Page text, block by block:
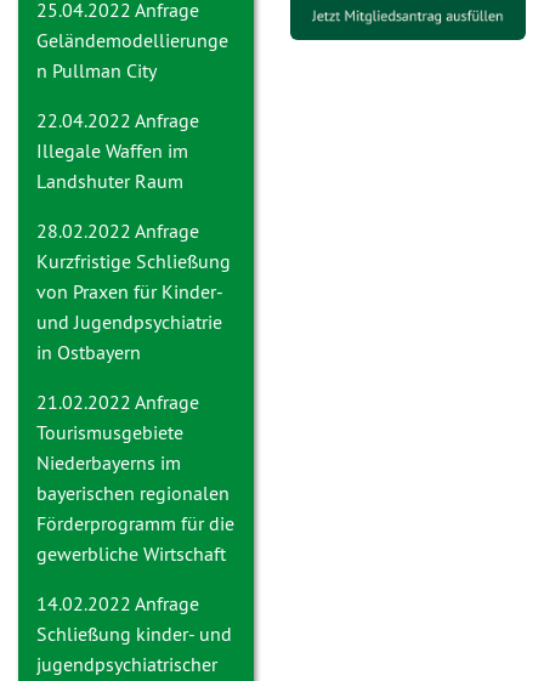
25.04.2022 Anfrage
Geländemodellierunge
n Pullman City
22.04.2022 Anfrage
Illegale Waffen im
Landshuter Raum
28.02.2022 Anfrage
Kurzfristige Schließung
von Praxen für Kinder-
und Jugendpsychiatrie
in Ostbayern
21.02.2022 Anfrage
Tourismusgebiete
Niederbayerns im
bayerischen regionalen
Förderprogramm für die
gewerbliche Wirtschaft
14.02.2022 Anfrage
Schließung kinder- und
jugendpsychiatrischer